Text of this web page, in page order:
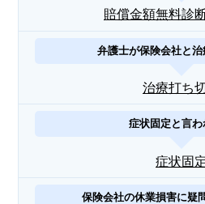
賠償金額無料診
弁護士が保険会社と
治療打ち
症状固定と言わ
症状固
保険会社の休業損害に疑